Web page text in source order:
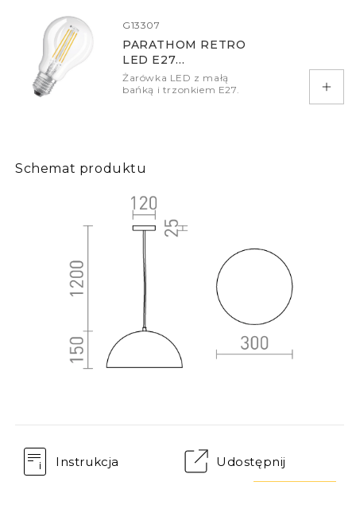
G13307
PARATHOM RETRO
LED E27
ILUMINACYJNA
Żarówka LED z małą
bańką i trzonkiem E27.
Schemat produktu
Instrukcja Udostępnij